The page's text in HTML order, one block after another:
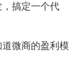
搞定一个代
微商的盈利模